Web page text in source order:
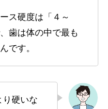
ス硬度は「４～
歯は体の中で最も
です。
り硬いな